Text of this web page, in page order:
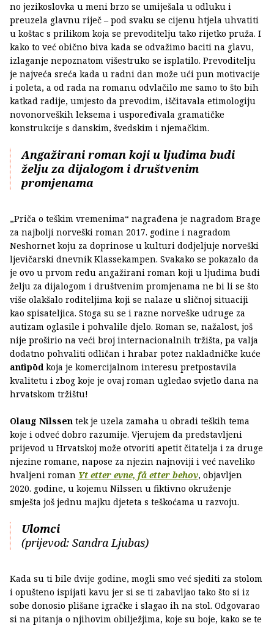
no jezikoslovka u meni brzo se umiješala u odluku i
preuzela glavnu riječ – pod svaku se cijenu htjela uhvatiti
u koštac s prilikom koja se prevoditelju tako rijetko pruža. I
kako to već obično biva kada se odvažimo baciti na glavu,
izlaganje nepoznatom višestruko se isplatilo. Prevoditelju
je najveća sreća kada u radni dan može ući pun motivacije
i poleta, a od rada na romanu odvlačilo me samo to što bih
katkad radije, umjesto da prevodim, iščitavala etimologiju
novonorveških leksema i uspoređivala gramatičke
konstrukcije s danskim, švedskim i njemačkim.
Angažirani roman koji u ljudima budi
želju za dijalogom i društvenim
promjenama
„Priča o teškim vremenima“ nagrađena je nagradom Brage
za najbolji norveški roman 2017. godine i nagradom
Neshornet koju za doprinose u kulturi dodjeljuje norveški
ljevičarski dnevnik Klassekampen. Svakako se pokazalo da
je ovo u prvom redu angažirani roman koji u ljudima budi
želju za dijalogom i društvenim promjenama ne bi li se što
više olakšalo roditeljima koji se nalaze u sličnoj situaciji
kao spisateljica. Stoga su se i razne norveške udruge za
autizam oglasile i pohvalile djelo. Roman se, nažalost, još
nije proširio na veći broj internacionalnih tržišta, pa valja
dodatno pohvaliti odličan i hrabar potez nakladničke kuće
antìpōdkoja je komercijalnom interesu pretpostavila
kvalitetu i zbog koje je ovaj roman ugledao svjetlo dana na
hrvatskom tržištu!
Olaug Nilssen tek je uzela zamaha u obradi teških tema
koje i odveć dobro razumije. Vjerujem da predstavljeni
prijevod u Hrvatskoj može otvoriti apetit čitatelja i za druge
njezine romane, napose za njezin najnoviji i već naveliko
hvaljeni roman Yt etter evne, få etter behov, objavljen
2020. godine, u kojemu Nilssen u fiktivno okruženje
smješta još jednu majku djeteta s teškoćama u razvoju.
Ulomci
(prijevod: Sandra Ljubas)
Kada su ti bile dvije godine, mogli smo već sjediti za stolom
i opušteno ispijati kavu jer si se ti zabavljao tako što si iz
sobe donosio plišane igračke i slagao ih na stol. Odgovarao
si na pitanja o njihovim obilježjima, koje su boje, kako se te